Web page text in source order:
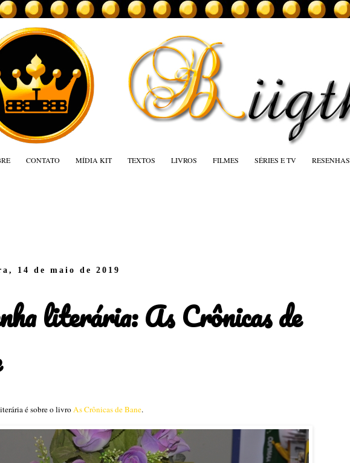
CONTATO MÍDIA KIT TEXTOS LIVROS FILMES SÉRIES E TV RESENHAS
14 de maio de 2019
literária: As Crônicas de
é sobre o livroAs Crônicas de Bane.